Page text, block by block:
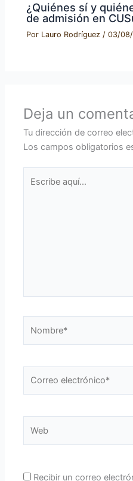
¿Quiénes sí y
de admisión en
Por Lauro Rodríguez/03/
Deja un
Tu dirección de correo
Los campos obligatorios
Recibir un correo